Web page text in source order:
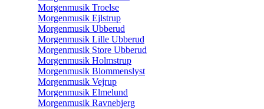
Morgenmusik Troelse
Morgenmusik Ejlstrup
Morgenmusik Ubberud
Morgenmusik Lille Ubberud
Morgenmusik Store Ubberud
Morgenmusik Holmstrup
Morgenmusik Blommenslyst
Morgenmusik Vejrup
Morgenmusik Elmelund
Morgenmusik Ravnebjerg